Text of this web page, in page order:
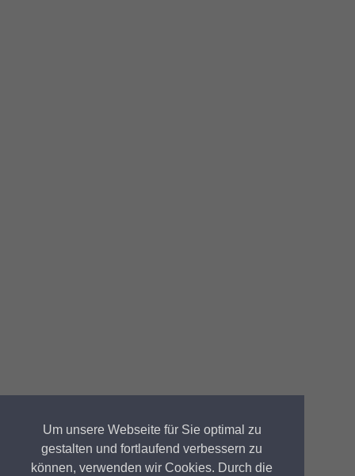
Um unsere Webseite für Sie optimal zu
gestalten und fortlaufend verbessern zu
können, verwenden wir Cookies. Durch die